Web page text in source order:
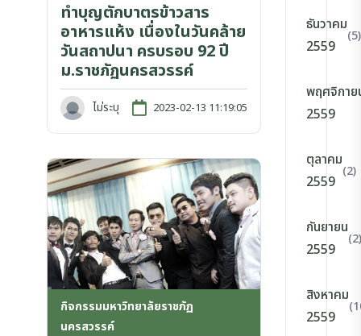
ทำบุญตักบาตรข้าวสาร
อาหารแห้ง เนื่องในวันคล้าย
วันสถาปนา ครบรอบ 92 ปี
ม.ราชภัฏนครสวรรค์
ไม่ระบุ 2023-02-13 11:19:05
กิจกรรมมหาวิทยาลัยราชภัฏ
นครสวรรค์
ธันวาคม
2559
(5)
พฤศจิกาย
2559
ตุลาคม
2559
(2)
กันยายน
2559
(2)
สิงหาคม
2559